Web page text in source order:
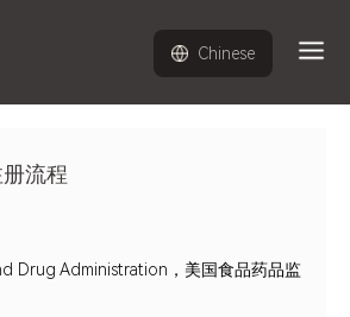
Chinese
流程
Drug Administration，美国食品药品监